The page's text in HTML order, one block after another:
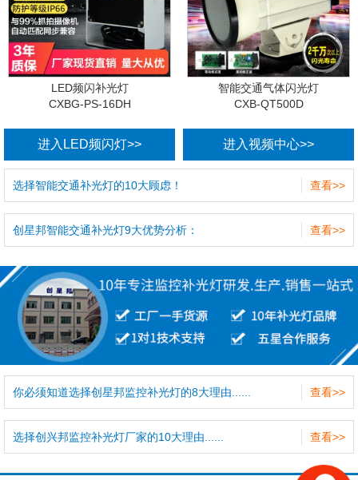
LED频闪补光灯
CXBG-PS-16DH
智能交通气体闪光灯
CXB-QT500D
进入LED频闪灯>> 进入视频中心>>
查看>>
选择智能交通补光灯的10大顾虑！
查看>>
创星邦智能交通补光灯9大优势分析：
查看>>
你必须知道选择创星邦监控补光灯的8大理由......
查看>>
选择创兴邦监控补光灯厂家的10大理由......